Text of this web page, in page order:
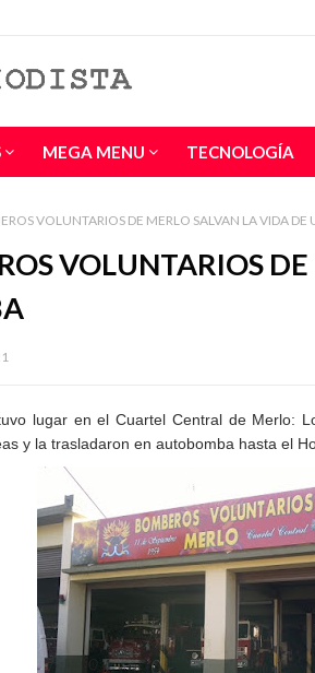
MEGA MENU TECNOLOGÍA
VOLUNTARIOS DE MERLO SALVAN LA VIDA DE
VOLUNTARIOS
lugar en el Cuartel Central de Merlo:
y la trasladaron en autobomba hasta el